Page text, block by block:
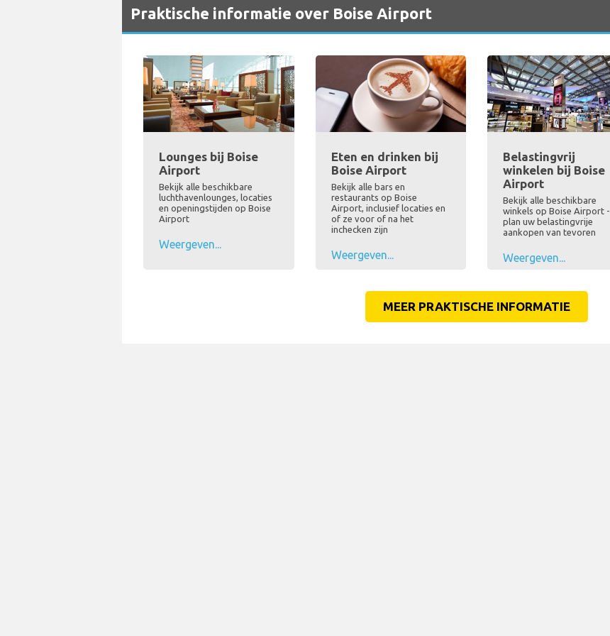
Praktische informatie over Boise Airport
Lounges bij Boise
Airport
Bekijk alle beschikbare
luchthavenlounges, locaties
en openingstijden op Boise
Airport
Weergeven...
Eten en drinken bij
Boise Airport
Bekijk alle bars en
restaurants op Boise
Airport, inclusief locaties en
of ze voor of na het
inchecken zijn
Weergeven...
Belastingvrij
winkelen bij Boise
Airport
Bekijk alle beschikbare
winkels op Boise Airport -
plan uw belastingvrije
aankopen van tevoren
Weergeven...
MEER PRAKTISCHE INFORMATIE